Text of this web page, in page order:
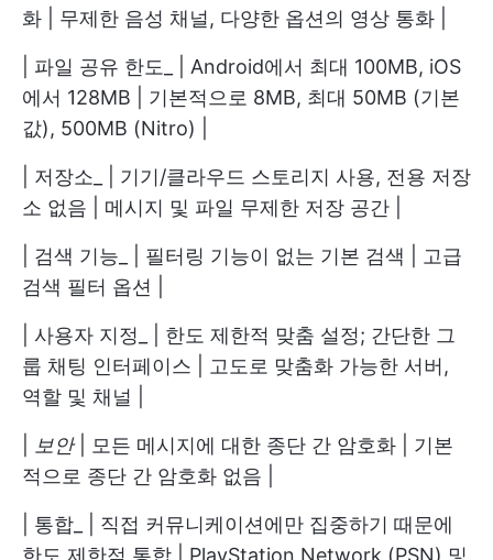
화 | 무제한 음성 채널, 다양한 옵션의 영상 통화 |
| 파일 공유 한도_ | Android에서 최대 100MB, iOS
에서 128MB | 기본적으로 8MB, 최대 50MB (기본
값), 500MB (Nitro) |
| 저장소_ | 기기/클라우드 스토리지 사용, 전용 저장
소 없음 | 메시지 및 파일 무제한 저장 공간 |
| 검색 기능_ | 필터링 기능이 없는 기본 검색 | 고급
검색 필터 옵션 |
| 사용자 지정_ | 한도 제한적 맞춤 설정; 간단한 그
룹 채팅 인터페이스 | 고도로 맞춤화 가능한 서버,
역할 및 채널 |
보안| 모든 메시지에 대한 종단 간 암호화 | 기본
적으로 종단 간 암호화 없음 |
| 통합_ | 직접 커뮤니케이션에만 집중하기 때문에
한도 제한적 통합 | PlayStation Network (PSN) 및